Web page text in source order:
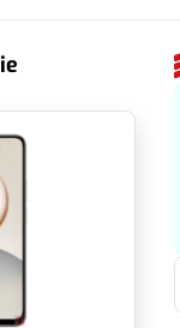
przewodowe 35 W